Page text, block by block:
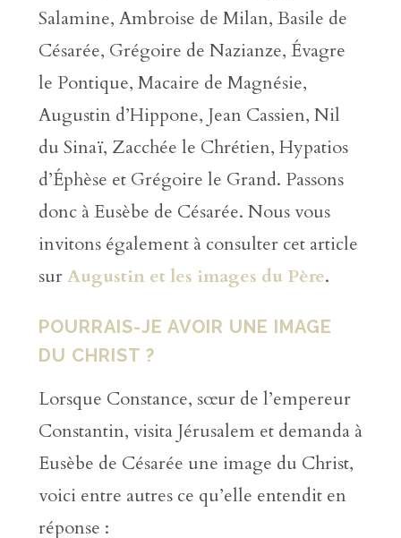
Salamine, Ambroise de Milan, Basile de
Césarée, Grégoire de Nazianze, Évagre
le Pontique, Macaire de Magnésie,
Augustin d’Hippone, Jean Cassien, Nil
du Sinaï, Zacchée le Chrétien, Hypatios
d’Éphèse et Grégoire le Grand. Passons
donc à Eusèbe de Césarée. Nous vous
invitons également à consulter cet article
surAugustin et les images du Père.
POURRAIS-JE AVOIR UNE IMAGE
DU CHRIST ?
Lorsque Constance, sœur de l’empereur
Constantin, visita Jérusalem et demanda à
Eusèbe de Césarée une image du Christ,
voici entre autres ce qu’elle entendit en
réponse :